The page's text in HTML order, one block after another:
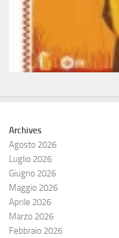
Archives
Agosto 2026
Luglio 2026
Giugno 2026
Maggio 2026
Aprile 2026
Marzo 2026
Febbraio 2026